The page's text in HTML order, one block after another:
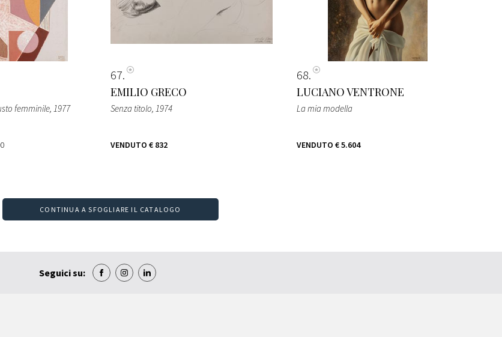
femminile, 1977
67
EMILIO GRECO
Senza titolo, 1974
VENDUTO € 832
68
LUCIANO VENTRONE
La mia modella
VENDUTO € 5.604
CONTINUA A SFOGLIARE IL CATALOGO
Seguici su: